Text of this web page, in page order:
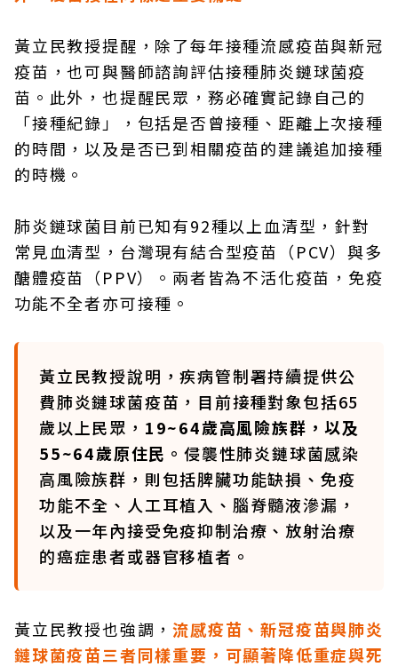
黃立民教授提醒，除了每年接種流感疫苗與新冠
疫苗，也可與醫師諮詢評估接種肺炎鏈球菌疫
苗。此外，也提醒民眾，務必確實記錄自己的
「接種紀錄」，包括是否曾接種、距離上次接種
的時間，以及是否已到相關疫苗的建議追加接種
的時機。
肺炎鏈球菌目前已知有92種以上血清型，針對
常見血清型，台灣現有結合型疫苗（PCV）與多
醣體疫苗（PPV）。兩者皆為不活化疫苗，免疫
功能不全者亦可接種。
黃立民教授說明，疾病管制署持續提供公
費肺炎鏈球菌疫苗，目前接種對象包括65
歲以上民眾， 19~64歲高風險族群，以及
55~64歲原住民。侵襲性肺炎鏈球菌感染
高風險族群，則包括脾臟功能缺損、免疫
功能不全、人工耳植入、腦脊髓液滲漏，
以及一年內接受免疫抑制治療、放射治療
的癌症患者或器官移植者。
黃立民教授也強調，流感疫苗、新冠疫苗與肺炎
鏈球菌疫苗三者同樣重要，可顯著降低重症與死